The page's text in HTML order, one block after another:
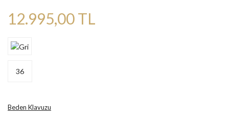
12.995,00 TL
36
Beden Klavuzu